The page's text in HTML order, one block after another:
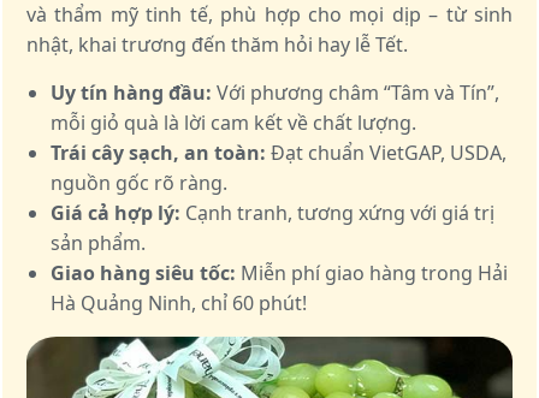
và thẩm mỹ tinh tế, phù hợp cho mọi dịp – từ sinh
nhật, khai trương đến thăm hỏi hay lễ Tết.
Uy tín hàng đầu: Với phương châm “Tâm và Tín”,
mỗi giỏ quà là lời cam kết về chất lượng.
Trái cây sạch, an toàn: Đạt chuẩn VietGAP, USDA,
nguồn gốc rõ ràng.
Giá cả hợp lý: Cạnh tranh, tương xứng với giá trị
sản phẩm.
Giao hàng siêu tốc: Miễn phí giao hàng trong Hải
Hà Quảng Ninh, chỉ 60 phút!